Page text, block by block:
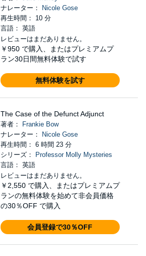
ナレーター：
Nicole Gose
再生時間： 10 分
言語： 英語
レビューはまだありません。
￥950 で購入、またはプレミアムプ
ラン30日間無料体験で試す
無料体験を試す
The Case of the Defunct Adjunct
著者：
Frankie Bow
ナレーター：
Nicole Gose
再生時間： 6 時間 23 分
シリーズ：
Professor Molly Mysteries
言語： 英語
レビューはまだありません。
￥2,550 で購入、またはプレミアムプ
ランの無料体験を始めて非会員価格
の30％OFF で購入
会員登録で30％OFF